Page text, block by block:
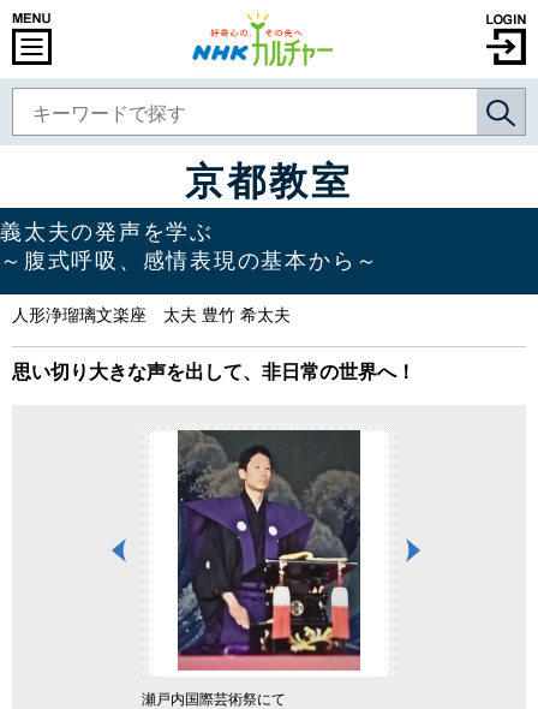
京都教室
義太夫の発声を学ぶ
～腹式呼吸、感情表現の基本から～
人形浄瑠璃文楽座 太夫 豊竹 希太夫
思い切り大きな声を出して、非日常の世界へ！
瀬戸内国際芸術祭にて